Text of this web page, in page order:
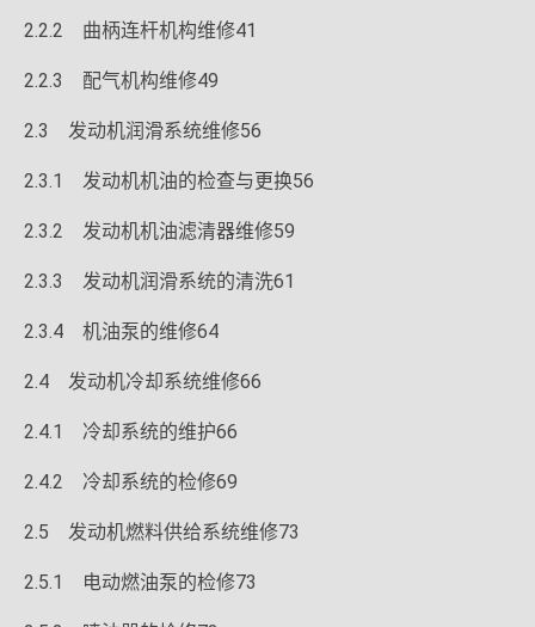
2.2.2 曲柄连杆机构维修41
2.2.3 配气机构维修49
2.3 发动机润滑系统维修56
2.3.1 发动机机油的检查与更换56
2.3.2 发动机机油滤清器维修59
2.3.3 发动机润滑系统的清洗61
2.3.4 机油泵的维修64
2.4 发动机冷却系统维修66
2.4.1 冷却系统的维护66
2.4.2 冷却系统的检修69
2.5 发动机燃料供给系统维修73
2.5.1 电动燃油泵的检修73